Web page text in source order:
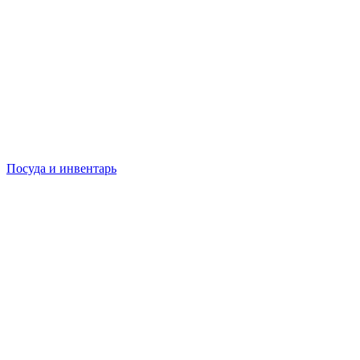
Посуда и инвентарь